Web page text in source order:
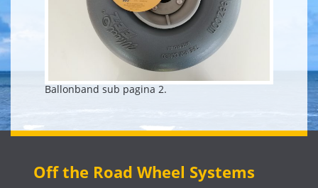
Ballonband sub pagina 2.
Off the Road Wheel Systems